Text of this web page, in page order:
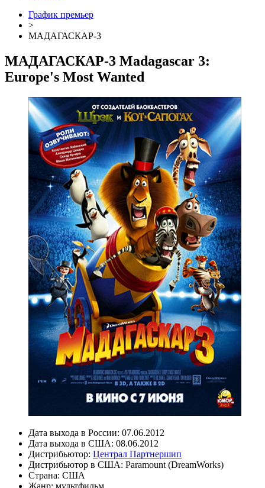
График премьер
>
МАДАГАСКАР-3
МАДАГАСКАР-3 Madagascar 3:
Europe's Most Wanted
Дата выхода в России: 07.06.2012
Дата выхода в США: 08.06.2012
Дистрибьютор: Централ Партнершип
Дистрибьютор в США: Paramount (DreamWorks)
Страна: США
Жанр: мультфильм